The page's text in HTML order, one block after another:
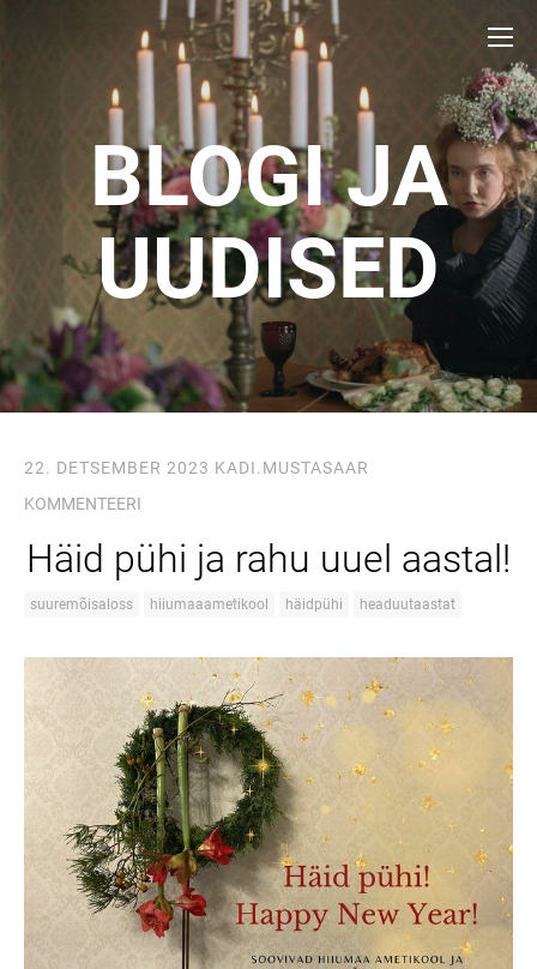
BLOGI JA
UUDISED
22. DETSEMBER 2023 KADI.MUSTASAAR
KOMMENTEERI
Häid pühi ja rahu uuel aastal!
suuremõisaloss hiiumaaametikool häidpühi headuutaastat